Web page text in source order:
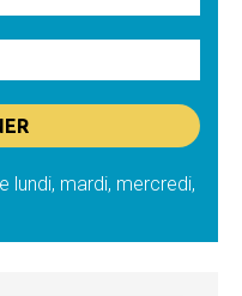
lundi, mardi, mercredi,